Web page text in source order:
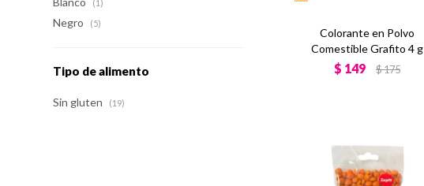
Colorante en Polvo
Comestible Grafito 4 g
$ 149 $175
(1)
Negro (5)
Tipo de alimento
Sin gluten (19)